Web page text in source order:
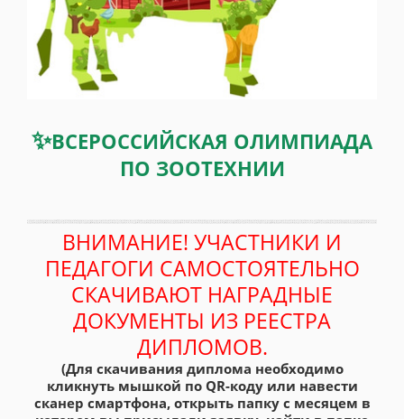
✨ВСЕРОССИЙСКАЯ ОЛИМПИАДА
ПО ЗООТЕХНИИ
ВНИМАНИЕ! УЧАСТНИКИ И
ПЕДАГОГИ САМОСТОЯТЕЛЬНО
СКАЧИВАЮТ НАГРАДНЫЕ
ДОКУМЕНТЫ ИЗ РЕЕСТРА
ДИПЛОМОВ.
(Для скачивания диплома необходимо
кликнуть мышкой по QR-коду или навести
сканер смартфона, открыть папку с месяцем в